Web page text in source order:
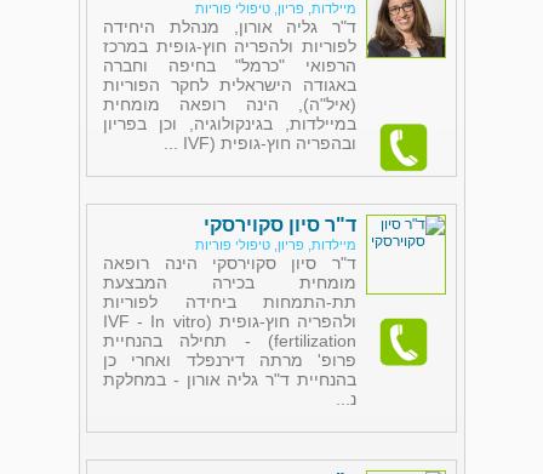
מיילדות, פריון, טיפולי פוריות
ד"ר גליה אורון, מנהלת היחידה
לפוריות ולהפריה חוץ-גופית במרכז
הרפואי "כרמל" בחיפה וחברה
באגודה הישראלית לחקר הפוריות
(איל"ה), הינה רופאה מומחית
במיילדות, בגינקולוגיה, וכן בפריון
ובהפריה חוץ-גופית (IVF ...
ד"ר סיון סקוירסקי
מיילדות, פריון, טיפולי פוריות
ד"ר סיון סקוירסקי הינה רופאה
מומחית בכירה המבצעת
תת-התמחות ביחידה לפוריות
ולהפריה חוץ-גופית (IVF - In vitro
fertilization) - תחילה בהנחיית
פרופ' מרתה דירנפלד ואחרי כן
בהנחיית ד"ר גליה אורון - במחלקת
נ...